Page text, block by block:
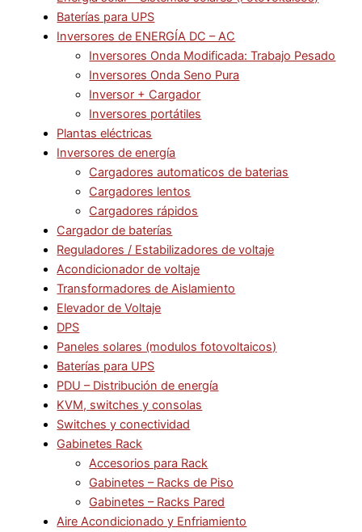
Baterías para UPS
Inversores de ENERGÍA DC – AC
Inversores Onda Modificada: Trabajo Pesado
Inversores Onda Seno Pura
Inversor + Cargador
Inversores portátiles
Plantas eléctricas
Inversores de energía
Cargadores automaticos de baterias
Cargadores lentos
Cargadores rápidos
Cargador de baterías
Reguladores / Estabilizadores de voltaje
Acondicionador de voltaje
Transformadores de Aislamiento
Elevador de Voltaje
DPS
Paneles solares (modulos fotovoltaicos)
Baterías para UPS
PDU – Distribución de energía
KVM, switches y consolas
Switches y conectividad
Gabinetes Rack
Accesorios para Rack
Gabinetes – Racks de Piso
Gabinetes – Racks Pared
Aire Acondicionado y Enfriamiento